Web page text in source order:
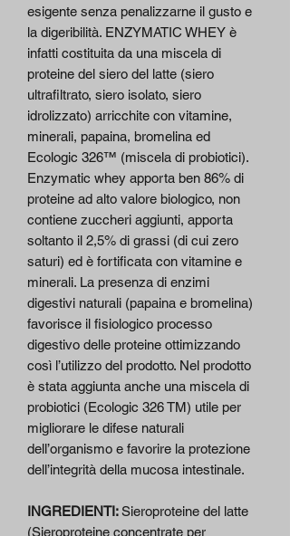
esigente senza penalizzarne il gusto e
la digeribilità. ENZYMATIC WHEY è
infatti costituita da una miscela di
proteine del siero del latte (siero
ultrafiltrato, siero isolato, siero
idrolizzato) arricchite con vitamine,
minerali, papaina, bromelina ed
Ecologic 326™ (miscela di probiotici).
Enzymatic whey apporta ben 86% di
proteine ad alto valore biologico, non
contiene zuccheri aggiunti, apporta
soltanto il 2,5% di grassi (di cui zero
saturi) ed è fortificata con vitamine e
minerali. La presenza di enzimi
digestivi naturali (papaina e bromelina)
favorisce il fisiologico processo
digestivo delle proteine ottimizzando
così l’utilizzo del prodotto. Nel prodotto
è stata aggiunta anche una miscela di
probiotici (Ecologic 326 TM) utile per
migliorare le difese naturali
dell’organismo e favorire la protezione
dell’integrità della mucosa intestinale.
INGREDIENTI:Sieroproteine del latte
(Sieroproteine concentrate per